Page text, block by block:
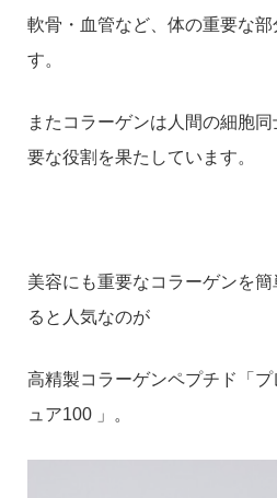
軟骨・血管など、体の重要な​
す。
またコラーゲンは人間の細胞
要な​役割を果たしています。​
美容にも重要なコラーゲンを
ると人気なのが
高精製コラーゲンペプチド​「
ュア100 」。